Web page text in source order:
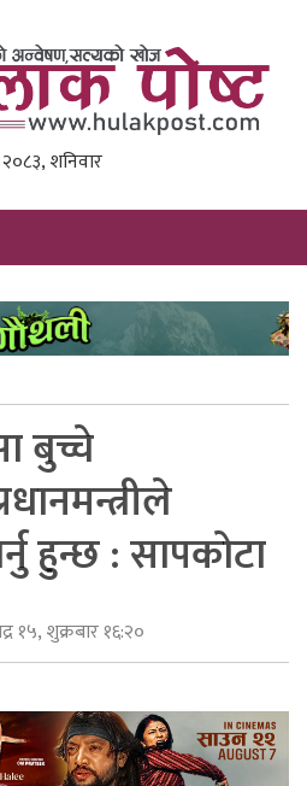
बुच्चे
हुन्छ : सापकोटा
१५, शुक्रबार १६:२०